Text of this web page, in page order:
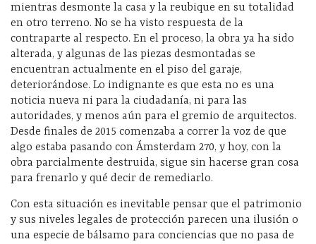
mientras desmonte la casa y la reubique en su totalidad
en otro terreno. No se ha visto respuesta de la
contraparte al respecto. En el proceso, la obra ya ha sido
alterada, y algunas de las piezas desmontadas se
encuentran actualmente en el piso del garaje,
deteriorándose. Lo indignante es que esta no es una
noticia nueva ni para la ciudadanía, ni para las
autoridades, y menos aún para el gremio de arquitectos.
Desde finales de 2015 comenzaba a correr la voz de que
algo estaba pasando con Ámsterdam 270, y hoy, con la
obra parcialmente destruida, sigue sin hacerse gran cosa
para frenarlo y qué decir de remediarlo.
Con esta situación es inevitable pensar que el patrimonio
y sus niveles legales de protección parecen una ilusión o
una especie de bálsamo para conciencias que no pasa de